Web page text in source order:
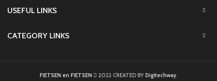
USEFUL LINKS
CATEGORY LINKS
FIETSEN en FIETSEN 2022 CREATED BY Digitechway